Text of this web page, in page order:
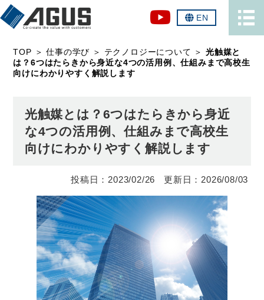
EN
TOP ＞仕事の学び ＞ テクノロジーについて ＞光触媒と
は？6つはたらきから身近な4つの活用例、仕組みまで高校生
向けにわかりやすく解説します
光触媒とは？6つはたらきから身近
な4つの活用例、仕組みまで高校生
向けにわかりやすく解説します
2023/02/26 2026/08/03